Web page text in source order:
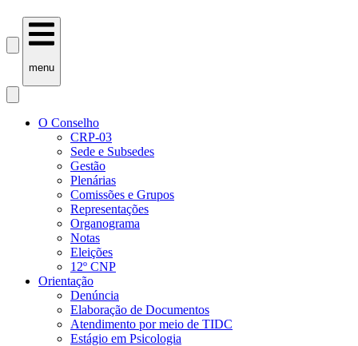
menu
O Conselho
CRP-03
Sede e Subsedes
Gestão
Plenárias
Comissões e Grupos
Representações
Organograma
Notas
Eleições
12º CNP
Orientação
Denúncia
Elaboração de Documentos
Atendimento por meio de TIDC
Estágio em Psicologia